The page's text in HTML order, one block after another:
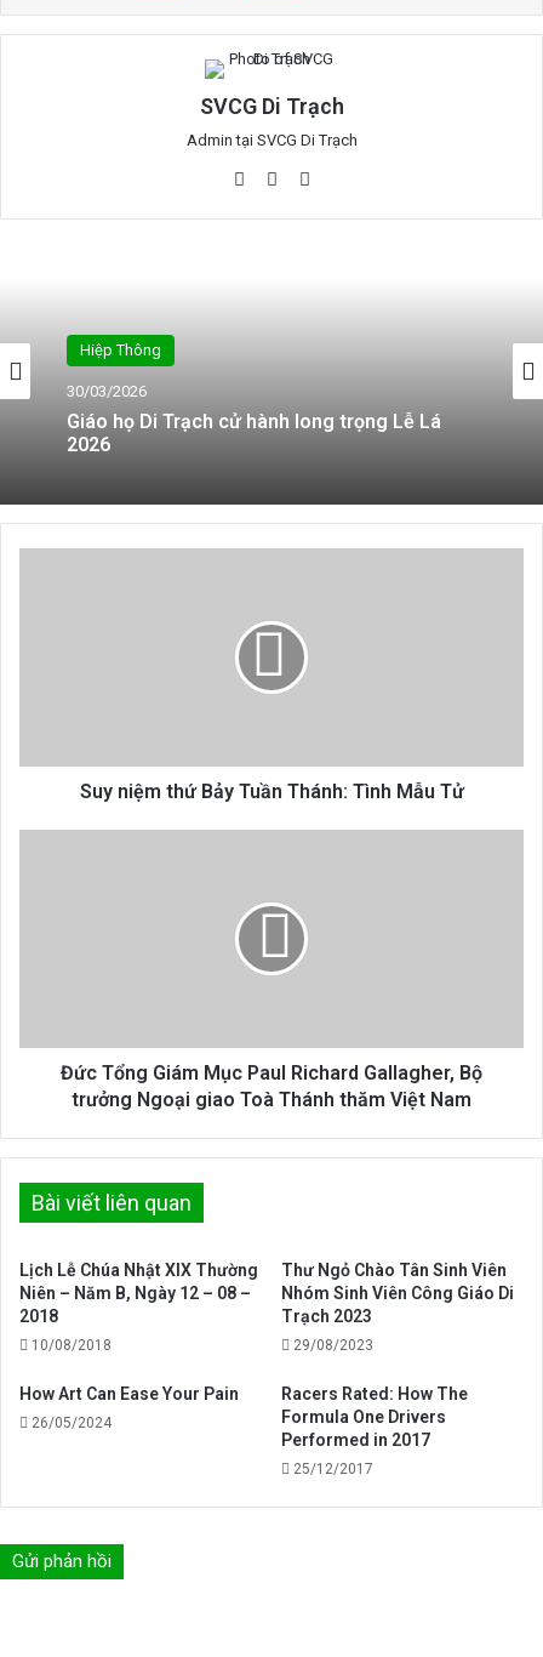
SVCG Di Trạch
Admin tại SVCG Di Trạch
WebsiteFacebook
Hiệp Thông
30/03/2026
Giáo họ Di Trạch cử hành long trọng Lễ Lá
Giáo Hội Việt Nam
12/02/2026
ỦY BAN PHỤNG TỰ THÔNG BÁO VỀ VIỆC CỬ
Tử
Suy niệm thứ Bảy Tuần Thánh: Tình Mẫu Tử
trưởng
Việt
Nam
Đức Tổng Giám Mục Paul Richard Gallagher, Bộ
trưởng Ngoại giao Toà Thánh thăm Việt Nam
Bài viết liên quan
Lịch Lễ Chúa Nhật XIX Thường
Niên – Năm B, Ngày 12 – 08 –
2018
10/08/2018
Thư Ngỏ Chào Tân Sinh Viên
Nhóm Sinh Viên Công Giáo Di
Trạch 2023
29/08/2023
How Art Can Ease Your Pain
26/05/2024
Racers Rated: How The
Formula One Drivers
Performed in 2017
25/12/2017
Gửi phản hồi